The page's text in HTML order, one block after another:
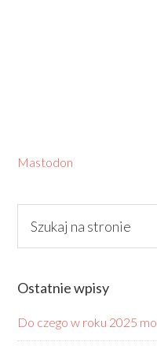
Mastodon
Ostatnie wpisy
Do czego w roku 2025